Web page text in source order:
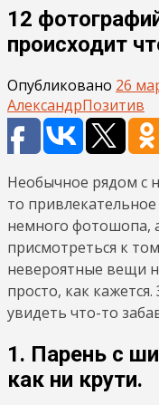
12
происходит
Опубликовано 26
АлександрПозитив
Необычное рядом с
то
немного фотошопа,
присмотреться к
невероятные вещи
просто, как
увидеть что-то
1. Парень с
как ни крути.